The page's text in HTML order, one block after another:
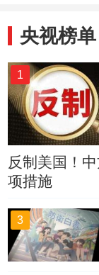
央视榜单
1
反制美国！
项措施
3